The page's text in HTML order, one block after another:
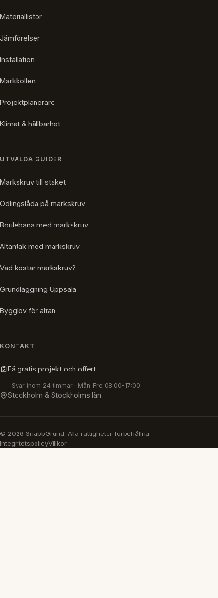
Materiallistor
Jämförelser
Installation
Markkollen
Projektplanerare
Klimat & hållbarhet
UTVALDA GUIDER
Markskruv till staket
Odlingslåda på markskruv
Boulebana med markskruv
Altantak med markskruv
Vad kostar markskruv?
Grundläggning Uppsala
Bygglov för altan
KONTAKT
Få gratis projekt och offert
Svar inom 24 timmar · Mån-Fre 08:00-17:00
Stockholm & Stockholms län
© 2026 SnabbGrund. Alla rättigheter förbehållna.
IntegritetspolicyVillkor